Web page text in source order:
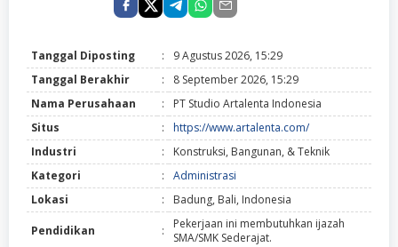
Tanggal Diposting :
9 Agustus 2026, 15:29
Tanggal Berakhir
:
8 September 2026, 15:29
Nama Perusahaan
:
PT Studio Artalenta Indonesia
Situs
:
https://www.artalenta.com/
Industri
:
Konstruksi, Bangunan, & Teknik
Kategori
:
Administrasi
Lokasi
: Badung, Bali, Indonesia
Pendidikan :
Pekerjaan ini membutuhkan ijazah
SMA/SMK Sederajat.